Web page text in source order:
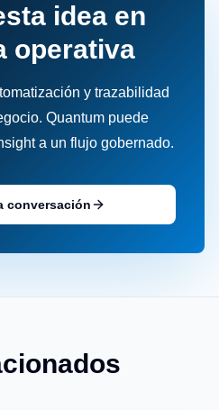
idea en
operativa
y trazabilidad
Quantum puede
a un flujo gobernado.
conversación